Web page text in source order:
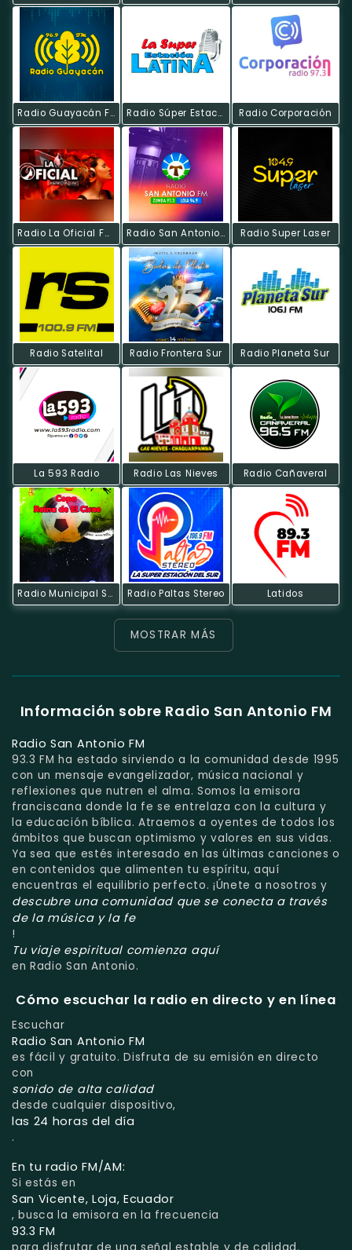
Radio Guayacán FM Radio Súper Estación Latina Radio Corporación
Radio La Oficial FM -Saraguro Radio San Antonio FM Radio Super Laser
Radio Satelital Radio Frontera Sur Radio Planeta Sur
La 593 Radio Radio Las Nieves Radio Cañaveral
Radio Municipal Saraguro Radio Paltas Stereo Latidos
MOSTRAR MÁS
Información sobre Radio San Antonio FM
Radio San Antonio FM
93.3 FM ha estado sirviendo a la comunidad desde 1995
con un mensaje evangelizador, música nacional y
reflexiones que nutren el alma. Somos la emisora
franciscana donde la fe se entrelaza con la cultura y
la educación bíblica. Atraemos a oyentes de todos los
ámbitos que buscan optimismo y valores en sus vidas.
Ya sea que estés interesado en las últimas canciones o
en contenidos que alimenten tu espíritu, aquí
encuentras el equilibrio perfecto. ¡Únete a nosotros y
descubre una comunidad que se conecta a través
de la música y la fe
!
Tu viaje espiritual comienza aquí
en Radio San Antonio.
Cómo escuchar la radio en directo y en línea
Escuchar
Radio San Antonio FM
es fácil y gratuito. Disfruta de su emisión en directo
con
sonido de alta calidad
desde cualquier dispositivo,
las 24 horas del día
.
En tu radio FM/AM:
Si estás en
San Vicente, Loja, Ecuador
, busca la emisora en la frecuencia
93.3 FM